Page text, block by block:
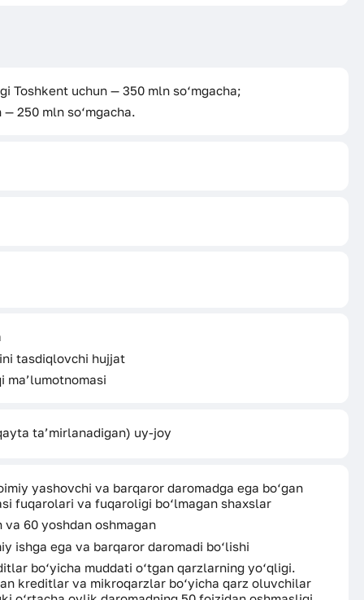
Toshkent uchun — 350 mln so‘mgacha;
250 mln so‘mgacha.
tasdiqlovchi hujjat
ma’lumotnomasi
ta’mirlanadigan) uy-joy
yashovchi va barqaror daromadga ega bo‘gan
fuqarolari va fuqaroligi bo‘lmagan shaxslar
va 60 yoshdan oshmagan
ishga ega va barqaror daromadi bo‘lishi
bo‘yicha muddati o‘tgan qarzlarning yo‘qligi.
kreditlar va mikroqarzlar bo‘yicha qarz oluvchilar